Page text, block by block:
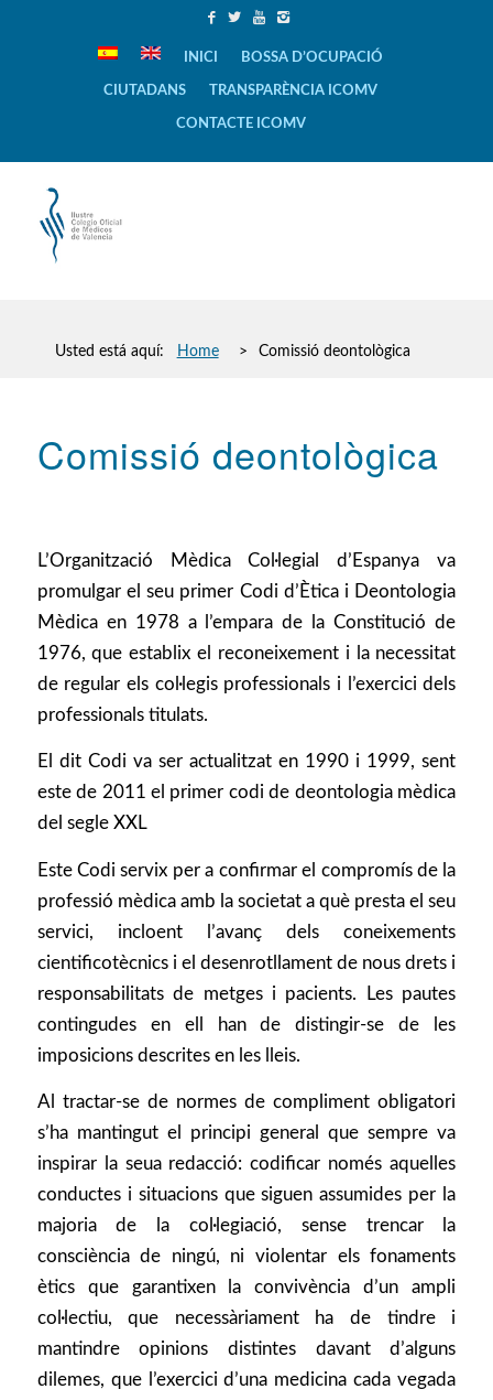
INICI BOSSA D’OCUPACIÓ
CIUTADANS TRANSPARÈNCIA ICOMV
CONTACTE ICOMV
Usted está aquí: Home > Comissió deontològica
Comissió deontològica
L’Organització Mèdica Col·legial d’Espanya va
promulgar el seu primer Codi d’Ètica i Deontologia
Mèdica en 1978 a l’empara de la Constitució de
1976, que establix el reconeixement i la necessitat
de regular els col·legis professionals i l’exercici dels
professionals titulats.
El dit Codi va ser actualitzat en 1990 i 1999, sent
este de 2011 el primer codi de deontologia mèdica
del segle XXL
Este Codi servix per a confirmar el compromís de la
professió mèdica amb la societat a què presta el seu
servici, incloent l’avanç dels coneixements
cientificotècnics i el desenrotllament de nous drets i
responsabilitats de metges i pacients. Les pautes
contingudes en ell han de distingir-se de les
imposicions descrites en les lleis.
Al tractar-se de normes de compliment obligatori
s’ha mantingut el principi general que sempre va
inspirar la seua redacció: codificar només aquelles
conductes i situacions que siguen assumides per la
majoria de la col·legiació, sense trencar la
consciència de ningú, ni violentar els fonaments
ètics que garantixen la convivència d’un ampli
col·lectiu, que necessàriament ha de tindre i
mantindre opinions distintes davant d’alguns
dilemes, que l’exercici d’una medicina cada vegada